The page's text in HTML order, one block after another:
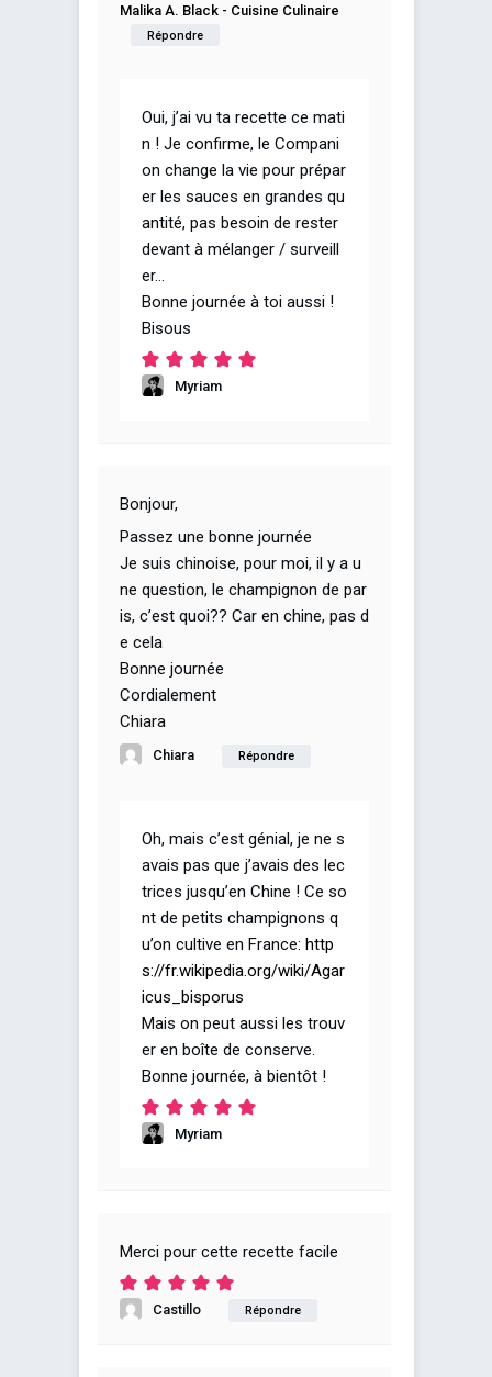
Malika A. Black - Cuisine Culinaire
Répondre
Oui, j’ai vu ta recette ce mati
n ! Je confirme, le Compani
on change la vie pour prépar
er les sauces en grandes qu
antité, pas besoin de rester
devant à mélanger / surveill
er…
Bonne journée à toi aussi !
Bisous
Myriam
Bonjour,
Passez une bonne journée
Je suis chinoise, pour moi, il y a u
ne question, le champignon de par
is, c’est quoi?? Car en chine, pas d
e cela
Bonne journée
Cordialement
Chiara
Chiara Répondre
Oh, mais c’est génial, je ne s
avais pas que j’avais des lec
trices jusqu’en Chine ! Ce so
nt de petits champignons q
u’on cultive en France: http
s://fr.wikipedia.org/wiki/Agar
icus_bisporus
Mais on peut aussi les trouv
er en boîte de conserve.
Bonne journée, à bientôt !
Myriam
Merci pour cette recette facile
Castillo Répondre